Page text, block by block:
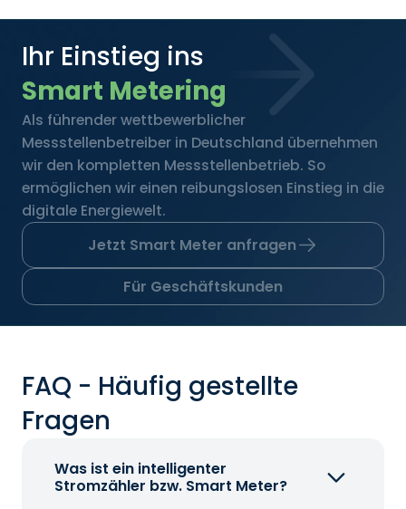
Ihr Einstieg ins
Smart Metering
Als führender wettbewerblicher
Messstellenbetreiber in Deutschland übernehmen
wir den kompletten Messstellenbetrieb. So
ermöglichen wir einen reibungslosen Einstieg in die
digitale Energiewelt.
Jetzt Smart Meter anfragen
Für Geschäftskunden
FAQ - Häufig gestellte
Fragen
Was ist ein intelligenter
Stromzähler bzw. Smart Meter?